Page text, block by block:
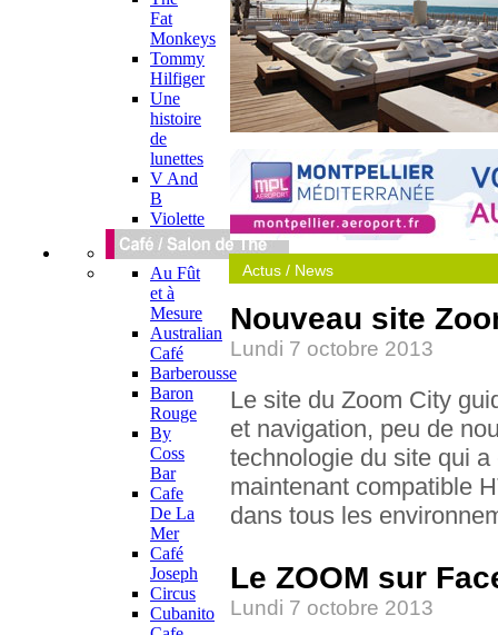
Nouveau site
Lundi 7 octobre 2013
Le site du Zoom City
et navigation, peu de
technologie du site qui
maintenant compatible
dans tous les
Le ZOOM sur
Lundi 7 octobre 2013
Actus / News
Fat
Monkeys
Tommy
Hilfiger
Une
histoire
de
lunettes
V And
B
Violette
Au Fût
et à
Mesure
Australian
Café
Barberousse
Baron
Rouge
By
Coss
Bar
Cafe
De La
Mer
Café
Joseph
Circus
Cubanito